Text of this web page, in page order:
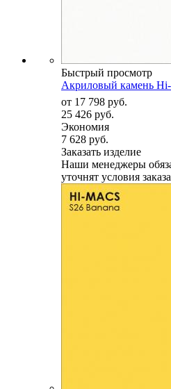
Быстрый просмотр
Акриловый камень
от 17 798 руб.
25 426 руб.
Экономия
7 628 руб.
Заказать изделие
Наши менеджеры
уточнят условия заказа